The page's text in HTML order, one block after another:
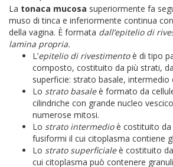
La tonaca mucosa superiormente fa
muso di tinca e inferiormente continua
della vagina. È formata dall’epitelio di
lamina propria.
L’epitelio di rivestimentoè di tipo
composto, costituito da più strati,
superficie: strato basale, intermedio
Lo strato basaleè formato da
cilindriche con grande nucleo
numerose mitosi.
Lo strato intermedioè costituito da
fusiformi il cui citoplasma contiene
Lo strato superficialeè costituito
cui citoplasma può contenere